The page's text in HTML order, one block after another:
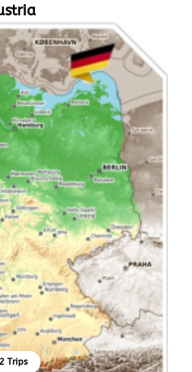
Trips